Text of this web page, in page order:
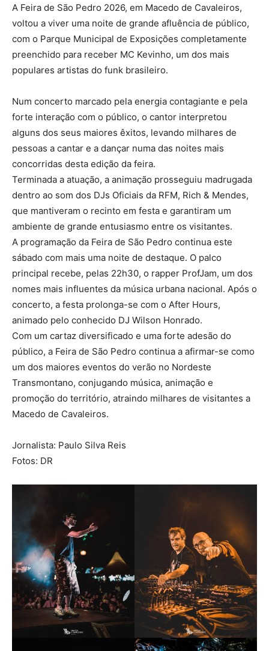
A Feira de São Pedro 2026, em Macedo de Cavaleiros,
voltou a viver uma noite de grande afluência de público,
com o Parque Municipal de Exposições completamente
preenchido para receber MC Kevinho, um dos mais
populares artistas do funk brasileiro.
Num concerto marcado pela energia contagiante e pela
forte interação com o público, o cantor interpretou
alguns dos seus maiores êxitos, levando milhares de
pessoas a cantar e a dançar numa das noites mais
concorridas desta edição da feira.
Terminada a atuação, a animação prosseguiu madrugada
dentro ao som dos DJs Oficiais da RFM, Rich & Mendes,
que mantiveram o recinto em festa e garantiram um
ambiente de grande entusiasmo entre os visitantes.
A programação da Feira de São Pedro continua este
sábado com mais uma noite de destaque. O palco
principal recebe, pelas 22h30, o rapper ProfJam, um dos
nomes mais influentes da música urbana nacional. Após o
concerto, a festa prolonga-se com o After Hours,
animado pelo conhecido DJ Wilson Honrado.
Com um cartaz diversificado e uma forte adesão do
público, a Feira de São Pedro continua a afirmar-se como
um dos maiores eventos do verão no Nordeste
Transmontano, conjugando música, animação e
promoção do território, atraindo milhares de visitantes a
Macedo de Cavaleiros.
Jornalista: Paulo Silva Reis
Fotos: DR